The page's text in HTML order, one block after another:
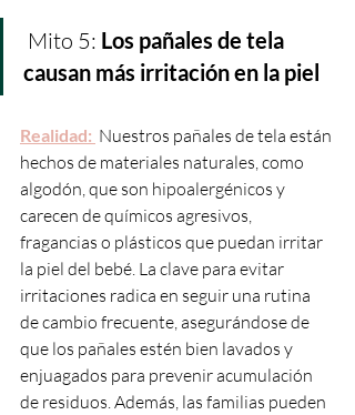
Mito 5: Los pañales de tela
causan más irritación en la piel
Realidad: Nuestros pañales de tela están
hechos de materiales naturales, como
algodón, que son hipoalergénicos y
carecen de químicos agresivos,
fragancias o plásticos que puedan irritar
la piel del bebé. La clave para evitar
irritaciones radica en seguir una rutina
de cambio frecuente, asegurándose de
que los pañales estén bien lavados y
enjuagados para prevenir acumulación
de residuos. Además, las familias pueden